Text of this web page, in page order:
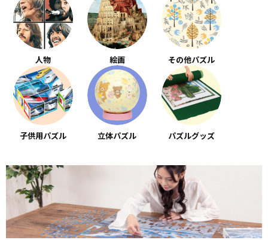
人物 絵画 その他パズル
子供用パズル 立体パズル パズルグッズ